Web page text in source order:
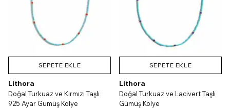
SEPETE EKLE
Lithora
Doğal Turkuaz ve Kırmızı Taşlı
925 Ayar Gümüş Kolye
SEPETE EKLE
Lithora
Doğal Turkuaz ve Lacivert Taşlı
Gümüş Kolye